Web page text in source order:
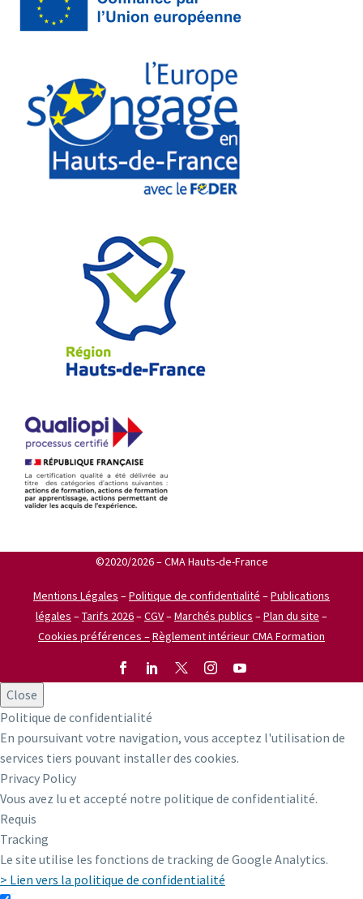
©2020/2026 – CMA Hauts-de-France
Mentions Légales –Politique de confidentialité –Publications
légales –Tarifs 2026–CGV–Marchés publics –Plan du site –
Cookies préférences –Règlement intérieur CMA Formation
Close
Politique de confidentialité
En poursuivant votre navigation, vous acceptez l'utilisation de
services tiers pouvant installer des cookies.
Privacy Policy
Vous avez lu et accepté notre politique de confidentialité.
Requis
Tracking
Le site utilise les fonctions de tracking de Google Analytics.
> Lien vers la politique de confidentialité